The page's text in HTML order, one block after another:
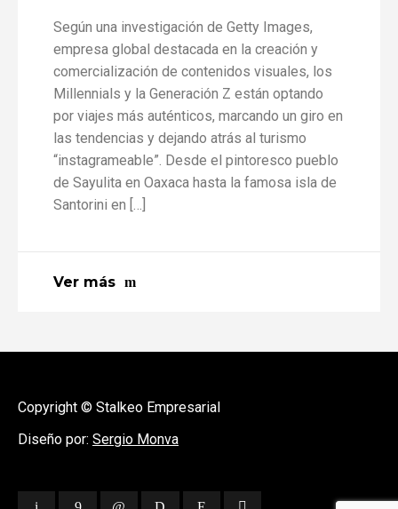
Según una investigación de Getty Images,
empresa global destacada en la creación y
comercialización de contenidos visuales, los
Millennials y la Generación Z están optando
por viajes más auténticos, marcando un giro en
las tendencias y dejando atrás al turismo
“instagrameable”. Desde el pintoresco pueblo
de Sayulita en Oaxaca hasta la famosa isla de
Santorini en […]
Ver más
Copyright © Stalkeo Empresarial
Diseño por: Sergio Monva